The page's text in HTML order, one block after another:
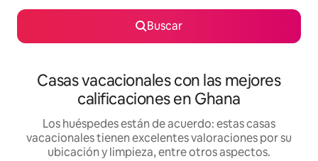
Buscar
Casas vacacionales con las mejores
calificaciones en Ghana
Los huéspedes están de acuerdo: estas casas
vacacionales tienen excelentes valoraciones por su
ubicación y limpieza, entre otros aspectos.